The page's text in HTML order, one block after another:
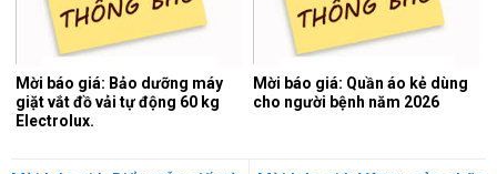
Mời báo giá: Bảo dưỡng máy
giặt vắt đồ vải tự động 60 kg
Electrolux.
Mời báo giá: Quần áo kẻ dùng
cho người bệnh năm 2026